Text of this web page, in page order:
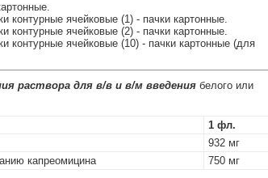
контурные ячейковые (1) - пачки картонные.
контурные ячейковые (2) - пачки картонные.
контурные ячейковые (10) - пачки картонные (для
раствора для в/в и в/м введениябелого или
1 фл.
932 мг
капреомицина
750 мг